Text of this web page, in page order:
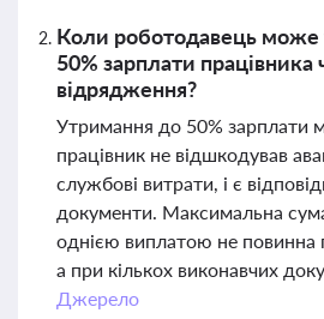
Коли роботодавець може
50% зарплати працівника
відрядження?
Утримання до 50% зарплати
працівник не відшкодував
службові витрати, і є
документи. Максимальна
однією виплатою не повинна
а при кількох виконавчих
Джерело